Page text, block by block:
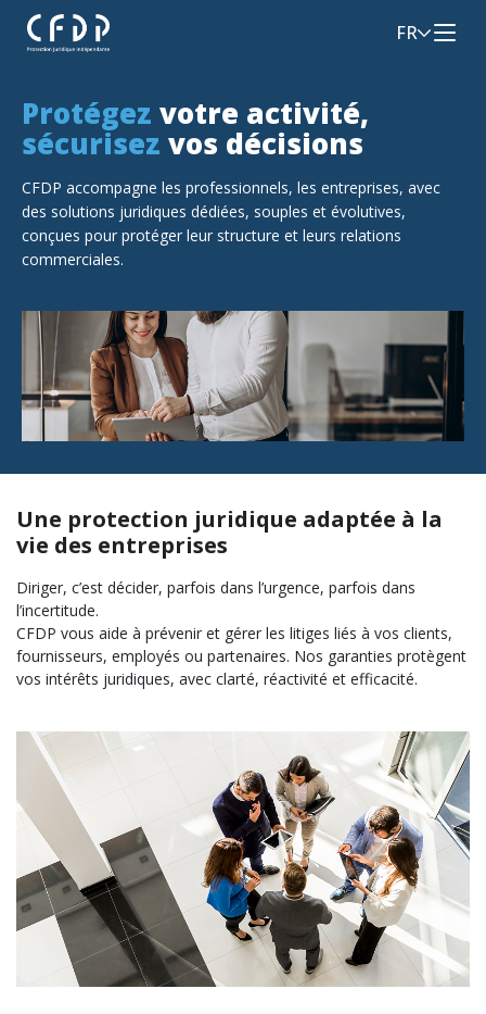
FR
Protégez votre activité,
sécurisez vos décisions
CFDP accompagne les professionnels, les entreprises, avec
des solutions juridiques dédiées, souples et évolutives,
conçues pour protéger leur structure et leurs relations
commerciales.
Une protection juridique adaptée à la
vie des entreprises
Diriger, c’est décider, parfois dans l’urgence, parfois dans
l’incertitude.
CFDP vous aide à prévenir et gérer les litiges liés à vos clients,
fournisseurs, employés ou partenaires. Nos garanties protègent
vos intérêts juridiques, avec clarté, réactivité et efficacité.